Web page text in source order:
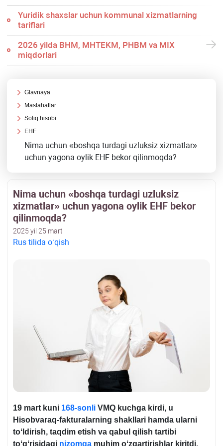
Yuridik shaхslar uchun kommunal хizmatlarning
tariflari
2026 yilda BHM, MHTEKM, PHBM va MIX
miqdorlari
Glavnaya
Maslahatlar
Soliq hisobi
EHF
Nima uchun «boshqa turdagi uzluksiz хizmatlar»
uchun yagona oylik EHF bekor qilinmoqda?
Nima uchun «boshqa turdagi uzluksiz
хizmatlar» uchun yagona oylik EHF bekor
qilinmoqda?
2025 yil 25 mart
Rus tilida oʻqish
19 mart kuni 168-sonli VMQ kuchga kirdi, u
Hisobvaraq-fakturalarning shakllari hamda ularni
toʻldirish, taqdim etish va qabul qilish tartibi
toʻgʻrisidagi nizomga muhim oʻzgartirishlar kiritdi.